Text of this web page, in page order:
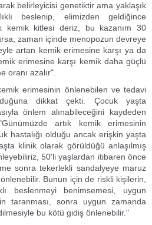
belirleyicisi genetiktir ama yaklaşık
beslenip, elimizden geldiğince
kemik kitlesi deriz, bu kazanım 30
zaman içinde menopozun devreye
artan kemik erimesine karşı ya da
erimesine karşı kemik daha güçlü
oranı azalır".
erimesinin önlenebilen ve tedavi
dikkat çekti. Çocuk yaşta
önlem alınabileceğini kaydeden
artık kemik erimesinin
hastalığı olduğu ancak erişkin yaşta
klinik olarak görüldüğü anlaşılmış
50'li yaşlardan itibaren önce
sonra tekerlekli sandalyeye maruz
Bunun için de riskli kişilerin,
beslenmeyi benimsemesi, uygun
taranması, sonra uygun zamanda
bu kötü gidiş önlenebilir."